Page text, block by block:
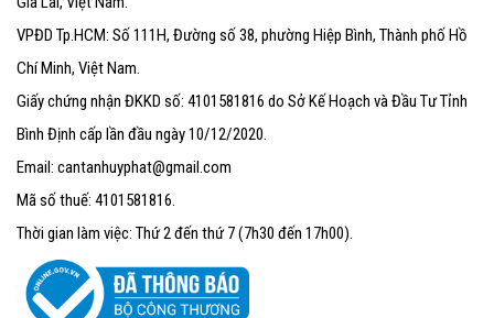
VPĐD Tp.HCM: Số 111H, Đường số 38, phường Hiệp Bình, Thành phố Hồ
Chí Minh, Việt Nam.
Giấy chứng nhận ĐKKD số: 4101581816 do Sở Kế Hoạch và Đầu Tư Tỉnh
Bình Định cấp lần đầu ngày 10/12/2020.
Email: cantanhuyphat@gmail.com
Mã số thuế: 4101581816.
Thời gian làm việc: Thứ 2 đến thứ 7 (7h30 đến 17h00).